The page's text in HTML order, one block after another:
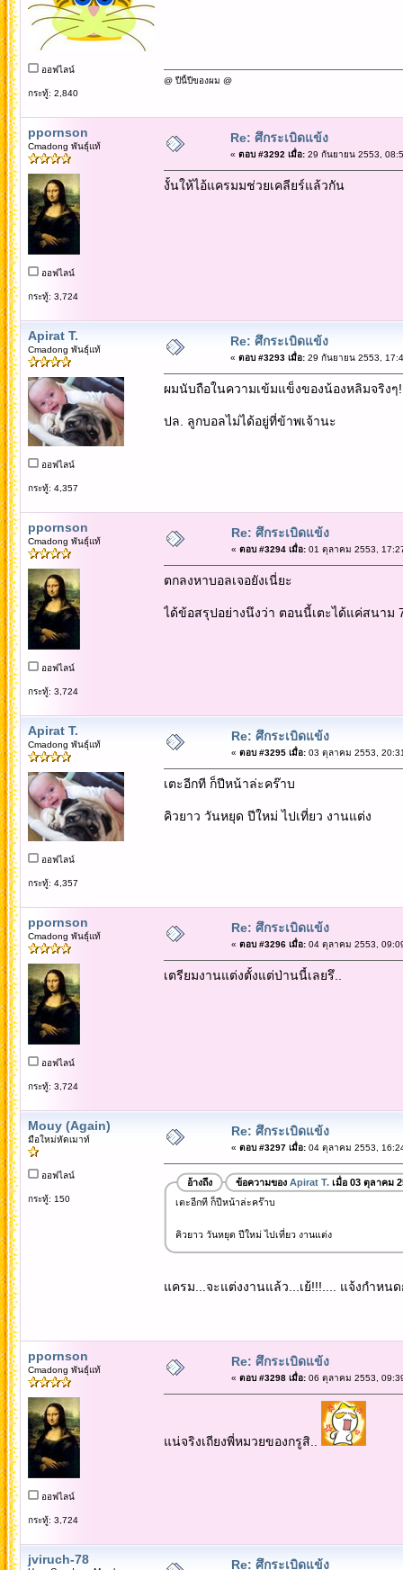
ออฟไลน์
กระทู้: 2,840
@ ปีนี้ปีของผม @
ppornson
Cmadong พันธุ์แท้
ออฟไลน์
กระทู้: 3,724
Re: ศึกระเบิดแข้ง
« ตอบ #3292 เมื่อ:29 กันยายน 2553,
งั้นให้ไอ้แครมมช่วยเคลียร์แล้วกัน
Apirat T.
Cmadong พันธุ์แท้
ออฟไลน์
กระทู้: 4,357
Re: ศึกระเบิดแข้ง
« ตอบ #3293 เมื่อ:29 กันยายน 2553,
ผมนับถือในความเข้มแข็งของน้องหลิมจริงๆ
ปล. ลูกบอลไม่ได้อยู่ที่ข้าพเจ้านะ
ppornson
Cmadong พันธุ์แท้
ออฟไลน์
กระทู้: 3,724
Re: ศึกระเบิดแข้ง
« ตอบ #3294 เมื่อ:01 ตุลาคม 2553,
ตกลงหาบอลเจอยังเนี่ยะ
ได้ข้อสรุปอย่างนึงว่า ตอนนี้เตะได้แค่สนา
Apirat T.
Cmadong พันธุ์แท้
ออฟไลน์
กระทู้: 4,357
Re: ศึกระเบิดแข้ง
« ตอบ #3295 เมื่อ:03 ตุลาคม 2553,
เตะอีกที ก็ปีหน้าล่ะคร๊าบ
คิวยาว วันหยุด ปีใหม่ ไปเที่ยว งานแต่ง
ppornson
Cmadong พันธุ์แท้
ออฟไลน์
กระทู้: 3,724
Re: ศึกระเบิดแข้ง
« ตอบ #3296 เมื่อ:04 ตุลาคม 2553,
เตรียมงานแต่งตั้งแต่ป่านนี้เลยรึ..
Mouy (Again)
มือใหม่หัดเมาท์
ออฟไลน์
กระทู้: 150
Re: ศึกระเบิดแข้ง
« ตอบ #3297 เมื่อ:04 ตุลาคม 2553,
อ้างถึง ข้อความของ Apirat T.เมื่อ 03 ตุลาคม
เตะอีกที ก็ปีหน้าล่ะคร๊าบ
คิวยาว วันหยุด ปีใหม่ ไปเที่ยว งานแต่ง
แครม...จะแต่งงานแล้ว...เย้!!!.... แจ้งกำหน
ppornson
Cmadong พันธุ์แท้
ออฟไลน์
กระทู้: 3,724
Re: ศึกระเบิดแข้ง
« ตอบ #3298 เมื่อ:06 ตุลาคม 2553,
แน่จริงเถียงพี่หมวยของกรูสิ..
jviruch-78 Re: ศึกระเบิดแข้ง